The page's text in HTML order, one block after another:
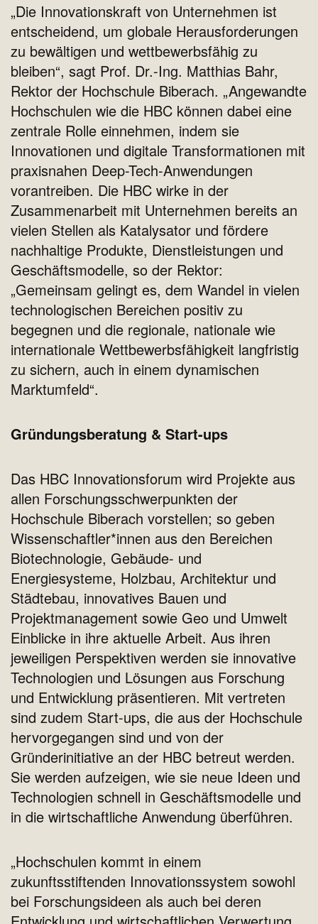
„Die Innovationskraft von Unternehmen ist
entscheidend, um globale Herausforderungen
zu bewältigen und wettbewerbsfähig zu
bleiben“, sagt Prof. Dr.-Ing. Matthias Bahr,
Rektor der Hochschule Biberach. „Angewandte
Hochschulen wie die HBC können dabei eine
zentrale Rolle einnehmen, indem sie
Innovationen und digitale Transformationen mit
praxisnahen Deep-Tech-Anwendungen
vorantreiben. Die HBC wirke in der
Zusammenarbeit mit Unternehmen bereits an
vielen Stellen als Katalysator und fördere
nachhaltige Produkte, Dienstleistungen und
Geschäftsmodelle, so der Rektor:
„Gemeinsam gelingt es, dem Wandel in vielen
technologischen Bereichen positiv zu
begegnen und die regionale, nationale wie
internationale Wettbewerbsfähigkeit langfristig
zu sichern, auch in einem dynamischen
Marktumfeld“.
Gründungsberatung & Start-ups
Das HBC Innovationsforum wird Projekte aus
allen Forschungsschwerpunkten der
Hochschule Biberach vorstellen; so geben
Wissenschaftler*innen aus den Bereichen
Biotechnologie, Gebäude- und
Energiesysteme, Holzbau, Architektur und
Städtebau, innovatives Bauen und
Projektmanagement sowie Geo und Umwelt
Einblicke in ihre aktuelle Arbeit. Aus ihren
jeweiligen Perspektiven werden sie innovative
Technologien und Lösungen aus Forschung
und Entwicklung präsentieren. Mit vertreten
sind zudem Start-ups, die aus der Hochschule
hervorgegangen sind und von der
Gründerinitiative an der HBC betreut werden.
Sie werden aufzeigen, wie sie neue Ideen und
Technologien schnell in Geschäftsmodelle und
in die wirtschaftliche Anwendung überführen.
„Hochschulen kommt in einem
zukunftsstiftenden Innovationssystem sowohl
bei Forschungsideen als auch bei deren